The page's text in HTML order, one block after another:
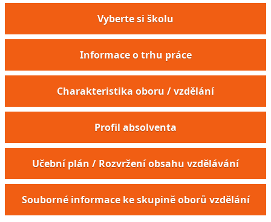
Vyberte si školu
Informace o trhu práce
Charakteristika oboru / vzdělání
Profil absolventa
Učební plán / Rozvržení obsahu vzdělávání
Souborné informace ke skupině oborů vzdělání